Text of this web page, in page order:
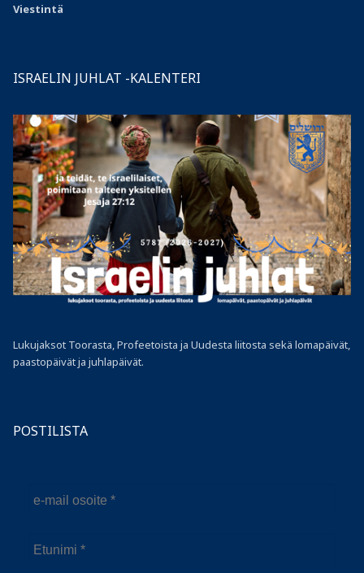
Viestintä
ISRAELIN JUHLAT -KALENTERI
Lukujaksot Toorasta, Profeetoista ja Uudesta liitosta sekä lomapäivät,
paastopäivät ja juhlapäivät.
POSTILISTA